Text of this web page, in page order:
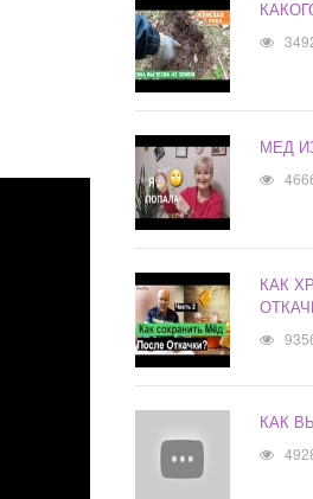
МЕД
КАК
КАК